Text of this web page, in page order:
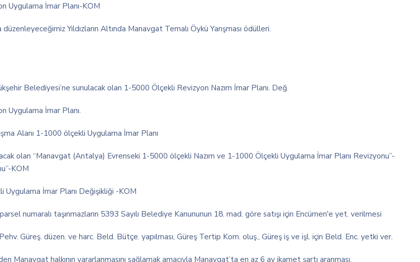
Uygulama İmar Planı-KOM
Yıldızların Altında Manavgat Temalı Öykü Yarışması ödülleri.
Belediyesi’ne sunulacak olan 1-5000 Ölçekli Revizyon Nazım İmar Planı. Değ.
Uygulama İmar Planı.
Alanı 1-1000 ölçekli Uygulama İmar Planı
olan “Manavgat (Antalya) Evrenseki 1-5000 ölçekli Nazım ve 1-1000 Ölçekli Uygulama İmar Planı Revizyonu”-
KOM
İmar Planı Değişikliği -KOM
numaralı taşınmazların 5393 Sayılı Belediye Kanununun 18. mad. göre satışı için Encümen'e yet. verilmesi
Güreş. düzen. ve harc. Beld. Bütçe. yapılması, Güreş Tertip Kom. oluş., Güreş iş ve işl. için Beld. Enc. yetki ver.
halkının yararlanmasını sağlamak amacıyla Manavgat’ta en az 6 ay ikamet şartı aranması.